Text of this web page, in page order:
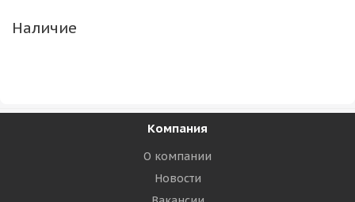
Наличие
Компания
О компании
Новости